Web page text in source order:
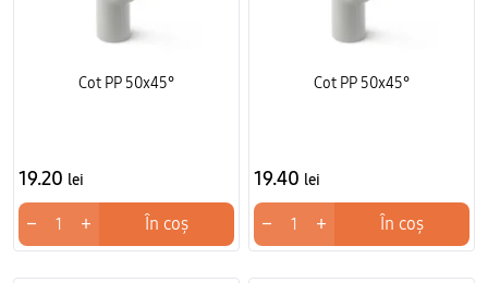
Cot PP 50x45°
19.20 lei
− + În coș
Cot PP 50x45°
19.40 lei
− + În coș